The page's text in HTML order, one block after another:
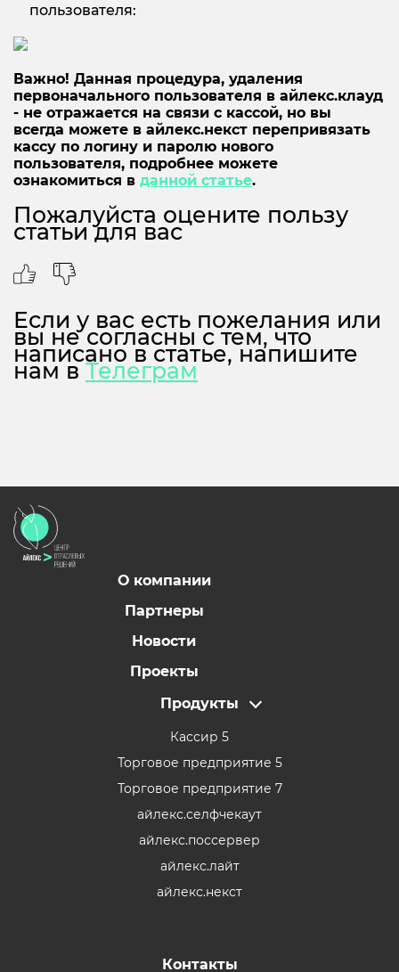
пользователя:
Важно! Данная процедура, удаления
первоначального пользователя в айлекс.клауд
- не отражается на связи с кассой, но вы
всегда можете в айлекс.некст перепривязать
кассу по логину и паролю нового
пользователя, подробнее можете
ознакомиться в данной статье.
Пожалуйста оцените пользу
статьи для вас
Если у вас есть пожелания или
вы не согласны с тем, что
написано в статье, напишите
нам вТелеграм
О компании
Партнеры
Новости
Проекты
Продукты
Кассир 5
Торговое предприятие 5
Торговое предприятие 7
айлекс.селфчекаут
айлекс.поссервер
айлекс.лайт
айлекс.некст
Контакты